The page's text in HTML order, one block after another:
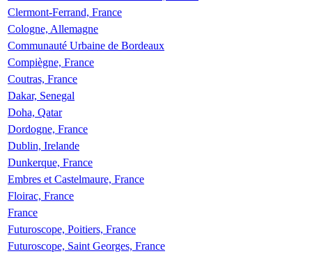
Clermont-Ferrand, France
Cologne, Allemagne
Communauté Urbaine de Bordeaux
Compiègne, France
Coutras, France
Dakar, Senegal
Doha, Qatar
Dordogne, France
Dublin, Irelande
Dunkerque, France
Embres et Castelmaure, France
Floirac, France
France
Futuroscope, Poitiers, France
Futuroscope, Saint Georges, France